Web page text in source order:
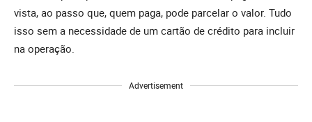
vista, ao passo que, quem paga, pode parcelar o valor. Tudo
isso sem a necessidade de um cartão de crédito para incluir
na operação.
Advertisement